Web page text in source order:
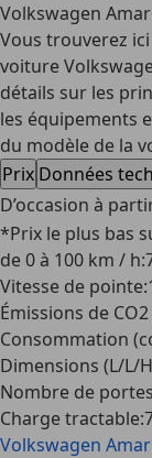
Volkswagen
Vous trouverez
voiture
détails sur les
les équipements
du modèle de la
Prix Données
D’occasion à
*Prix le plus bas
de 0 à 100 km / h:
Vitesse de pointe:
Émissions de
Consommation
Dimensions (L/L/
Nombre de portes
Charge tractable:
Volkswagen